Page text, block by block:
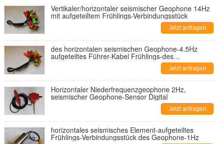
Vertikaler/horizontaler seismischer Geophone 14Hz
mit aufgeteiltem Frühlings-Verbindungsstück
Jetzt anfragen
des horizontalen seismischen Geophone-4.5Hz
aufgeteiltes Führer-Kabel Frühlings-des
Jetzt anfragen
Horizontaler Niederfrequenzgeophone 2Hz,
seismischer Geophone-Sensor Digital
Jetzt anfragen
horizontales seismisches Element-aufgeteiltes
Frühlings-Verbindungsstück des Geophone-1Hz